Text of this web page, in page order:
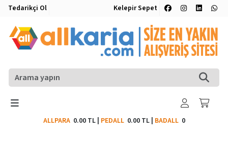
Tedarikçi Ol Kelepir Sepet
ALLPARA 0.00 TL| PEDALL 0.00 TL| BADALL0